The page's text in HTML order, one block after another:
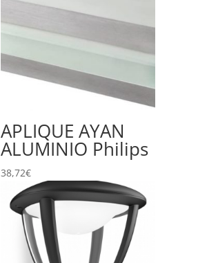
APLIQUE AYAN
ALUMINIO Philips
38,72€